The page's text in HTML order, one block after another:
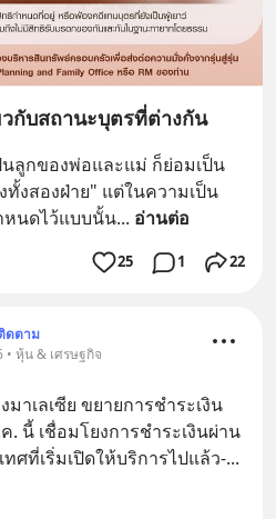
กับสถานะบุตรที่ต่างกัน
นลูกของพ่อและแม่ ก็ย่อมเป็น
งสองฝ่าย" แต่ในความเป็น
หนดไว้แบบนั้น... อ่านต่อ
25 1 22
ดตาม
• หุ้น & เศรษฐกิจ
าเลเซีย ขยายการชำระเงิน
ค. นี้ เชื่อมโยงการชำระเงินผ่าน
ทศที่เริ่มเปิดให้บริการไปแล้ว-